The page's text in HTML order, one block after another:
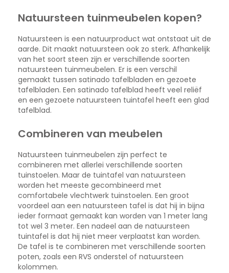
pagina
Natuursteen tuinmeubelen kopen?
Natuursteen is een natuurproduct wat ontstaat uit de
aarde. Dit maakt natuursteen ook zo sterk. Afhankelijk
van het soort steen zijn er verschillende soorten
natuursteen tuinmeubelen. Er is een verschil
gemaakt tussen satinado tafelbladen en gezoete
tafelbladen. Een satinado tafelblad heeft veel reliëf
en een gezoete natuursteen tuintafel heeft een glad
tafelblad.
Combineren van meubelen
Natuursteen tuinmeubelen zijn perfect te
combineren met allerlei verschillende soorten
tuinstoelen. Maar de tuintafel van natuursteen
worden het meeste gecombineerd met
comfortabele vlechtwerk tuinstoelen. Een groot
voordeel aan een natuursteen tafel is dat hij in bijna
ieder formaat gemaakt kan worden van 1 meter lang
tot wel 3 meter. Een nadeel aan de natuursteen
tuintafel is dat hij niet meer verplaatst kan worden.
De tafel is te combineren met verschillende soorten
poten, zoals een RVS onderstel of natuursteen
kolommen.